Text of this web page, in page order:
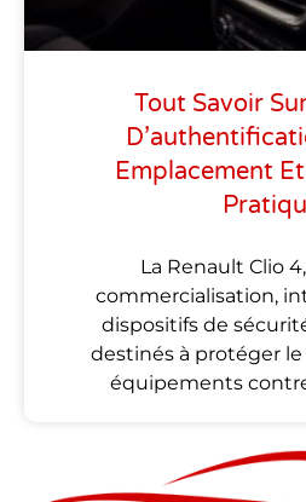
Tout Savoir
Emplacement
La Renault Clio
commercialisation,
dispositifs de
destinés à protéger
équipements